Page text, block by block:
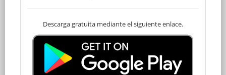
Lucas CABRERA
Descalificado
100,2 kms
Descarga gratuita mediante el siguiente enlace.